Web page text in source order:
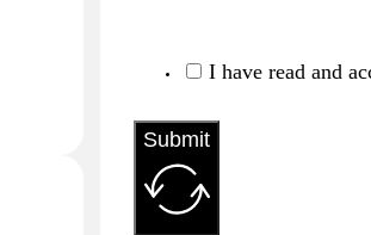
I have read and
Submit